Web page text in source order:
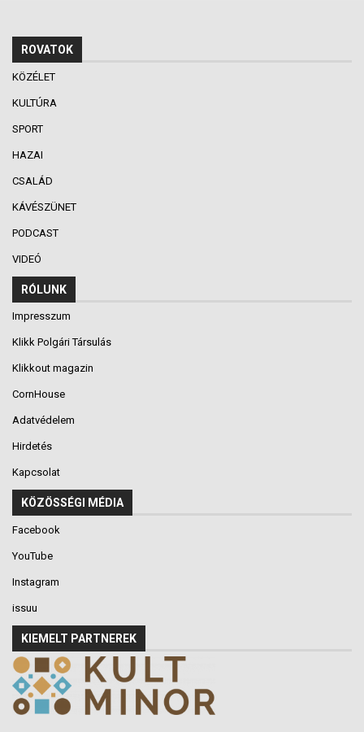
ROVATOK
KÖZÉLET
KULTÚRA
SPORT
HAZAI
CSALÁD
KÁVÉSZÜNET
PODCAST
VIDEÓ
RÓLUNK
Impresszum
Klikk Polgári Társulás
Klikkout magazin
CornHouse
Adatvédelem
Hirdetés
Kapcsolat
KÖZÖSSÉGI MÉDIA
Facebook
YouTube
Instagram
issuu
KIEMELT PARTNEREK